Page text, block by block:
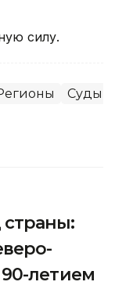
силу.
Суды
90-летием